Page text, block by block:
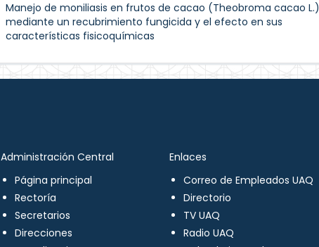
Manejo de moniliasis en frutos de cacao (Theobroma cacao L.)
mediante un recubrimiento fungicida y el efecto en sus
características fisicoquímicas
Administración Central
Página principal
Rectoría
Secretarios
Direcciones
Enlaces
Correo de Empleados UAQ
Directorio
TV UAQ
Radio UAQ